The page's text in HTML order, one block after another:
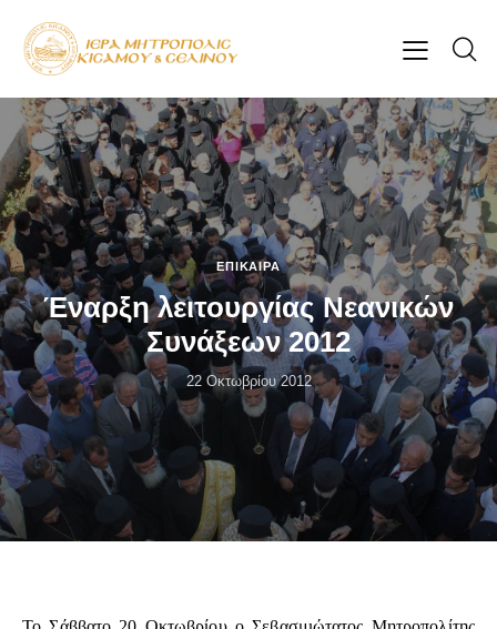
ΕΠΊΚΑΙΡΑ
Έναρξη λειτουργίας Νεανικών
Συνάξεων 2012
22 Οκτωβρίου 2012